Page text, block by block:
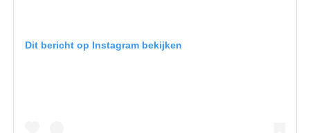
Dit bericht op Instagram bekijken